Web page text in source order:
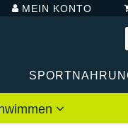
MEIN KONTO